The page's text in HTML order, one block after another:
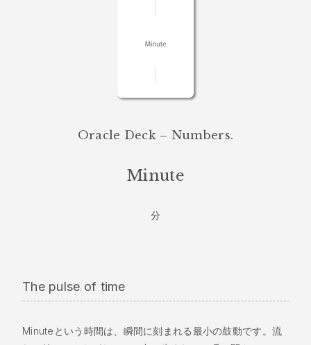
Oracle Deck – Numbers.
Minute
分
The pulse of time
Minuteという時間は、瞬間に刻まれる最小の鼓動です。流